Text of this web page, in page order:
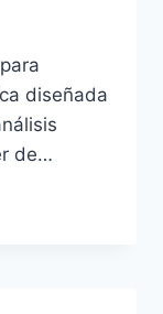
diseñada
de…